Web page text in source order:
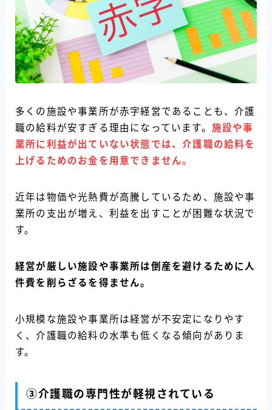
多くの施設や事業所が赤字経営であることも、介護
職の給料が安すぎる理由になっています。 施設や事
業所に利益が出ていない状態では、介護職の給料を
上げるためのお金を用意できません。
近年は物価や光熱費が高騰しているため、施設や事
業所の支出が増え、利益を出すことが困難な状況で
す。
経営が厳しい施設や事業所は倒産を避けるために人
件費を削らざるを得ません。
小規模な施設や事業所は経営が不安定になりやす
く、介護職の給料の水準も低くなる傾向がありま
す。
③介護職の専門性が軽視されている